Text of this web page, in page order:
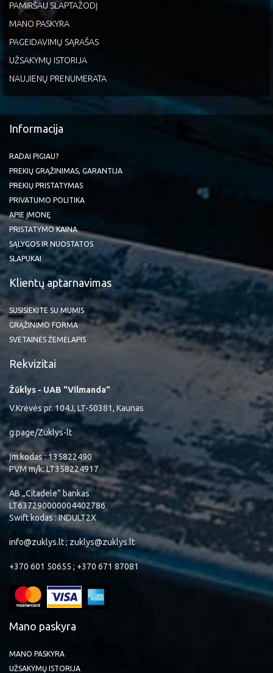
PAMIRŠAU SLAPTAŽODĮ
MANO PASKYRA
PAGEIDAVIMŲ SĄRAŠAS
UŽSAKYMŲ ISTORIJA
NAUJIENŲ PRENUMERATA
Informacija
RADAI PIGIAU?
PREKIŲ GRĄŽINIMAS, GARANTIJA
PREKIŲ PRISTATYMAS
PRIVATUMO POLITIKA
APIE ĮMONĘ
PRISTATYMO KAINA
SĄLYGOS IR NUOSTATOS
SLAPUKAI
Klientų aptarnavimas
SUSISIEKITE SU MUMIS
GRĄŽINIMO FORMA
SVETAINĖS ŽEMĖLAPIS
Rekvizitai
Žūklys - UAB "Vilmanda"
V.Krėvės pr. 104J, LT-50381, Kaunas
g.page/Zuklys-lt
Įm.kodas : 135822490
PVM m/k: LT358224917
AB „Citadele“ bankas
LT637290000004402786
Swift kodas : INDULT2X
info@zuklys.lt ; zuklys@zuklys.lt
+370 601 50655 ; +370 671 87081
Mano paskyra
MANO PASKYRA
UŽSAKYMŲ ISTORIJA